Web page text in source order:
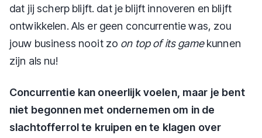
dat jij scherp blijft. dat je blijft innoveren en blijft
ontwikkelen. Als er geen concurrentie was, zou
jouw business nooit zo on top of its gamekunnen
zijn als nu!
Concurrentie kan oneerlijk voelen, maar je bent
niet begonnen met ondernemen om in de
slachtofferrol te kruipen en te klagen over